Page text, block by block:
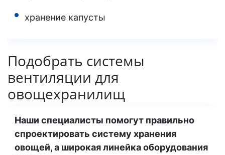
хранение капусты
Подобрать системы
вентиляции для
овощехранилищ
Наши специалисты помогут правильно
спроектировать систему хранения
овощей, а широкая линейка оборудования